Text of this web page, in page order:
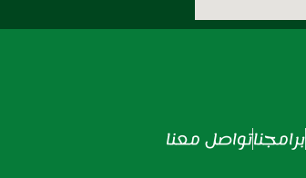
برامجناتواصل معنا